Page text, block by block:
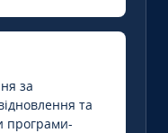
за
та
програми-